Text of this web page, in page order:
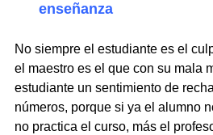
enseñanza
No siempre el estudiante es el
el maestro es el que con su mala
estudiante un sentimiento de
números, porque si ya el alumno
no practica el curso, más el